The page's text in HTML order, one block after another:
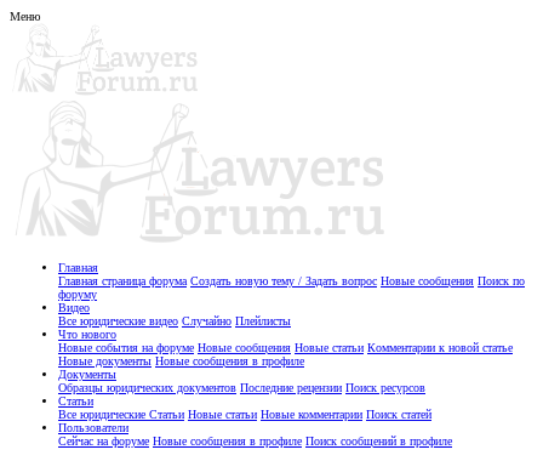
Меню
Главная
Главная страница форума Создать новую тему / Задать вопрос Новые сообщения Поиск по
форуму
Видео
Все юридические видео Случайно Плейлисты
Что нового
Новые события на форуме Новые сообщения Новые статьи Комментарии к новой статье
Новые документы Новые сообщения в профиле
Документы
Образцы юридических документов Последние рецензии Поиск ресурсов
Статьи
Все юридические Статьи Новые статьи Новые комментарии Поиск статей
Пользователи
Сейчас на форуме Новые сообщения в профиле Поиск сообщений в профиле